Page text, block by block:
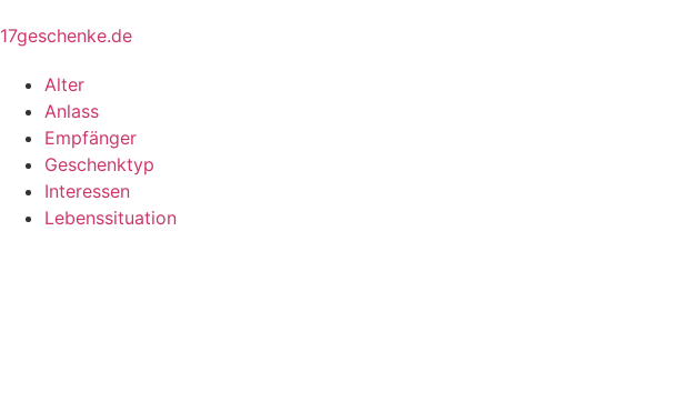
17geschenke.de
Alter
Anlass
Empfänger
Geschenktyp
Interessen
Lebenssituation